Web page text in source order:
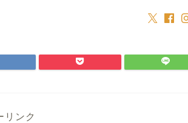
リンク